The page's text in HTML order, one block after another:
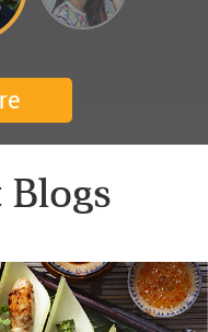
파티를 만들어 주
으셨답니다. 멋진
루즈와 Darian
요 ^^
good services.
everyday.
2 năm 2019
Blogs